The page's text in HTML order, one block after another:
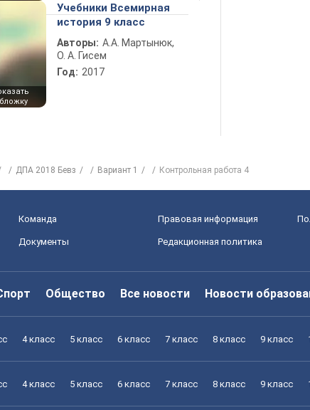
Учебники Всемирная
история 9 класс
Авторы: А.А. Мартынюк,
О. А. Гисем
Год: 2017
ДПА 2018 Бевз Вариант 1 Контрольная работа 4
Команда Правовая информация
Документы Редакционная политика
Общество Все новости Новости
4 класс 5 класс 6 класс 7 класс 8 класс 9 класс
4 класс 5 класс 6 класс 7 класс 8 класс 9 класс